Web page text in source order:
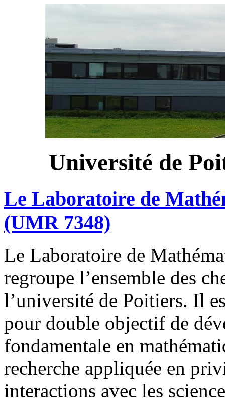
Université de
Le Laboratoire de
(UMR 7348)
Le Laboratoire de
regroupe l’ensemble des
l’université de Poitiers. Il
pour double objectif de
fondamentale en
recherche appliquée en
interactions avec les